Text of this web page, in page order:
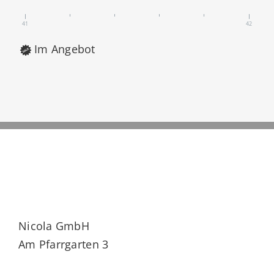
41 42
Im Angebot
Nicola GmbH
Am Pfarrgarten 3